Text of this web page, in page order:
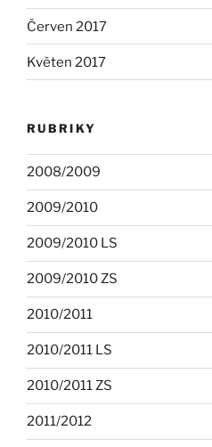
Červen 2017
Květen 2017
RUBRIKY
2008/2009
2009/2010
2009/2010 LS
2009/2010 ZS
2010/2011
2010/2011 LS
2010/2011 ZS
2011/2012